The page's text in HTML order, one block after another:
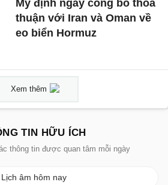
Mỹ định ngày công bố thỏa
thuận với Iran và Oman về
eo biển Hormuz
Xem thêm
TIN HỮU ÍCH
thông tin được quan tâm mỗi ngày
Lịch âm hôm nay